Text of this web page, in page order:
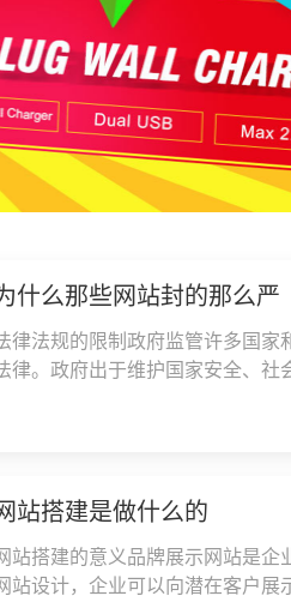
什么那些网站封的那么严
律法规的限制政府监管许多国
律。政府出于维护国家安全、
站搭建是做什么的
站搭建的意义品牌展示网站是
站设计，企业可以向潜在客户